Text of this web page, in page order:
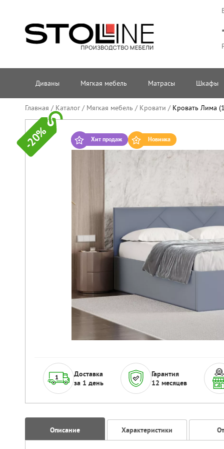
Диваны Мягкая мебель Матрасы Шкафы
Главная / Каталог/ Мягкая мебель / Кровати / Кровать Лима
-20% Хит продаж Новинка
Доставка
за 1 день
Гарантия
12 месяцев
Описание Характеристики